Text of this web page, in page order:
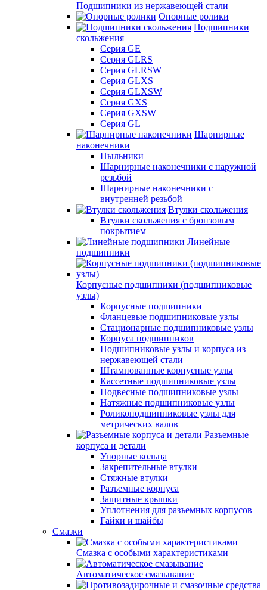
Подшипники из нержавеющей стали
Опорные ролики
Подшипники
скольжения
Серия GE
Серия GLRS
Серия GLRSW
Серия GLXS
Серия GLXSW
Серия GXS
Серия GXSW
Серия GL
Шарнирные
наконечники
Пыльники
Шарнирные наконечники с наружной
резьбой
Шарнирные наконечники с
внутренней резьбой
Втулки скольжения
Втулки скольжения с бронзовым
покрытием
Линейные
подшипники
Корпусные подшипники (подшипниковые
узлы)
Корпусные подшипники
Фланцевые подшипниковые узлы
Стационарные подшипниковые узлы
Корпуса подшипников
Подшипниковые узлы и корпуса из
нержавеющей стали
Штампованные корпусные узлы
Кассетные подшипниковые узлы
Подвесные подшипниковые узлы
Натяжные подшипниковые узлы
Роликоподшипниковые узлы для
метрических валов
Разъемные
корпуса и детали
Упорные кольца
Закрепительные втулки
Стяжные втулки
Разъемные корпуса
Защитные крышки
Уплотнения для разъемных корпусов
Гайки и шайбы
Смазки
Смазка с особыми характеристиками
Автоматическое смазывание